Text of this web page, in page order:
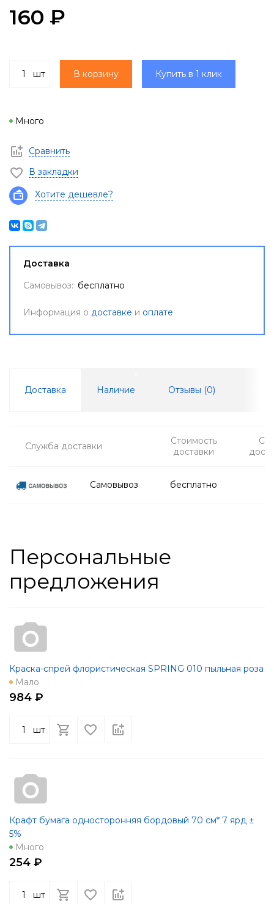
160 ₽
шт В корзину Купить в 1 клик
Много
Сравнить
В закладки
Хотите дешевле?
Доставка
Самовывоз: бесплатно
Информация о доставке и оплате
Доставка Наличие Отзывы (0)
Служба доставки
Стоимость
доставки
Самовывоз бесплатно
Персональные
предложения
Краска-спрей флористическая SPRING 010 пыльная роза
Мало
984 ₽
шт
Крафт бумага односторонняя бордовый 70 см* 7 ярд ±
5%
Много
254 ₽
шт